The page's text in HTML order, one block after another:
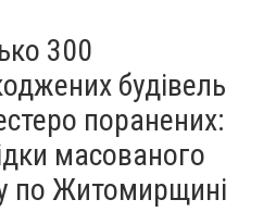
300
будівель
поранених:
масованого
по Житомирщині